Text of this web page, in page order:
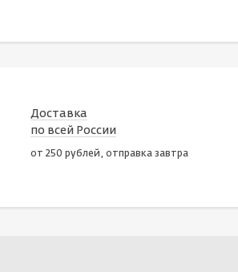
Доставка
по всей России
от 250 рублей, отправка завтра